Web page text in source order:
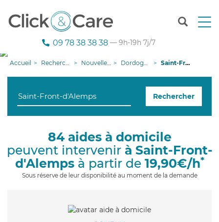
T
n
g
i
o
09 78 38 38 38 — 9h-19h 7j/7
Accueil Recherche aide à domicile Nouvelle-Aquitaine Dordogne Saint-Front-d'Alemps
Rechercher
84 aides à domicile
peuvent intervenir à Saint-Front-
d'Alempsà partir de 19,90€/h*
Sous réserve de leur disponibilité au moment de la demande